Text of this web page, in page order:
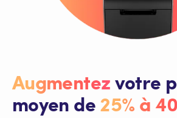
Augmentezvotre
moyen de25% à